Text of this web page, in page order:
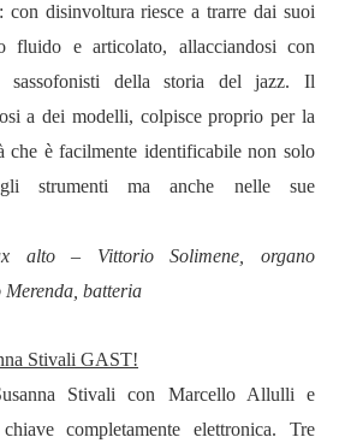
con disinvoltura riesce a trarre dai suoi
fluido e articolato, allacciandosi con
sassofonisti della storia del jazz. Il
a dei modelli, colpisce proprio per la
che è facilmente identificabile non solo
gli strumenti ma anche nelle sue
alto – Vittorio Solimene, organo
batteria
Stivali GAST!
Stivali con Marcello Allulli e
completamente elettronica. Tre